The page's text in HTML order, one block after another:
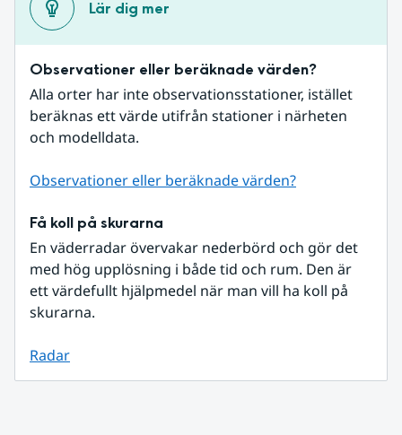
Lär dig mer
Observationer eller beräknade värden?
Alla orter har inte observationsstationer, istället
beräknas ett värde utifrån stationer i närheten
och modelldata.
Observationer eller beräknade värden?
Få koll på skurarna
En väderradar övervakar nederbörd och gör det
med hög upplösning i både tid och rum. Den är
ett värdefullt hjälpmedel när man vill ha koll på
skurarna.
Radar